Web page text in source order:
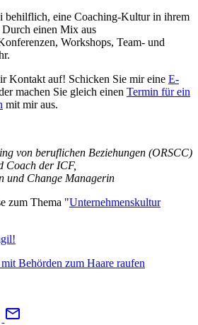
behilflich, eine Coaching-Kultur in ihrem
einen Mix aus
Workshops, Team- und
Kontakt auf! Schicken Sie mir eine E-
machen Sie gleich einen Termin für ein
mit mir aus.
von beruflichen Beziehungen (ORSCC)
Coach der ICF,
und Change Managerin
zum Thema "Unternehmenskultur
Behörden zum Haare raufen